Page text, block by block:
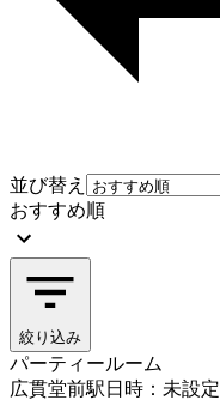
並び替え
おすすめ順
絞り込み
パーティールーム
広貫堂前駅日時：未設定